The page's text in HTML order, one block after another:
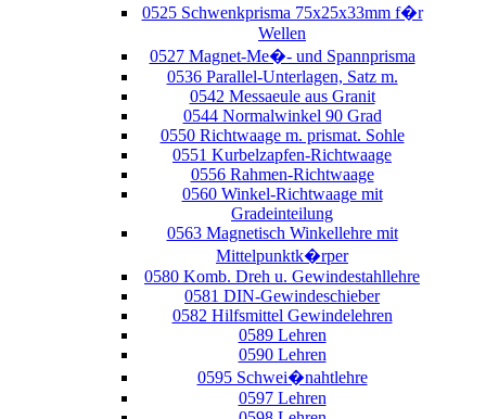
0525 Schwenkprisma 75x25x33mm f�r
Wellen
0527 Magnet-Me�- und Spannprisma
0536 Parallel-Unterlagen, Satz m.
0542 Messaeule aus Granit
0544 Normalwinkel 90 Grad
0550 Richtwaage m. prismat. Sohle
0551 Kurbelzapfen-Richtwaage
0556 Rahmen-Richtwaage
0560 Winkel-Richtwaage mit
Gradeinteilung
0563 Magnetisch Winkellehre mit
Mittelpunktk�rper
0580 Komb. Dreh u. Gewindestahllehre
0581 DIN-Gewindeschieber
0582 Hilfsmittel Gewindelehren
0589 Lehren
0590 Lehren
0595 Schwei�nahtlehre
0597 Lehren